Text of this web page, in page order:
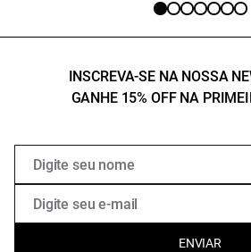
INSCREVA-SE NA NOSSA
GANHE 15% OFF NA
ENVIAR